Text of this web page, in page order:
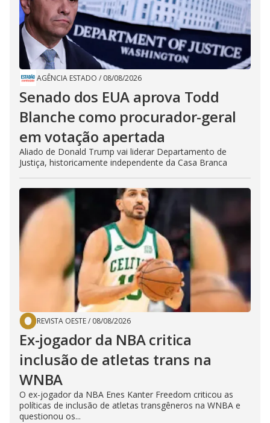
AGÊNCIA ESTADO / 08/08/2026
Senado dos EUA aprova Todd
Blanche como procurador-geral
em votação apertada
Aliado de Donald Trump vai liderar Departamento de
Justiça, historicamente independente da Casa Branca
REVISTA OESTE/ 08/08/2026
Ex-jogador da NBA critica
inclusão de atletas trans na
WNBA
O ex-jogador da NBA Enes Kanter Freedom criticou as
políticas de inclusão de atletas transgêneros na WNBA e
questionou os...